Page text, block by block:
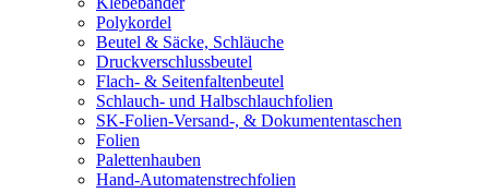
Polykordel
Beutel & Säcke, Schläuche
Druckverschlussbeutel
Flach- & Seitenfaltenbeutel
Schlauch- und Halbschlauchfolien
SK-Folien-Versand-, & Dokumententaschen
Folien
Palettenhauben
Hand-Automatenstrechfolien